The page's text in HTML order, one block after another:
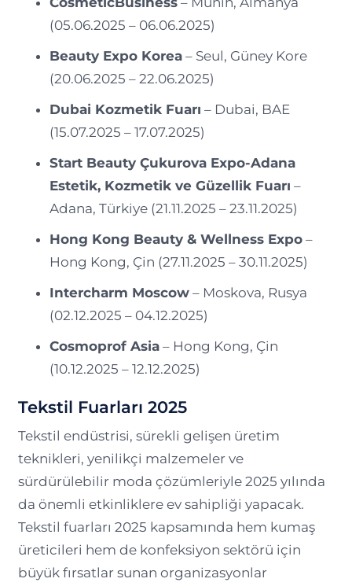
(05.06.2025 – 06.06.2025)
Beauty Expo Korea– Seul, Güney Kore
(20.06.2025 – 22.06.2025)
Dubai Kozmetik Fuarı – Dubai, BAE
(15.07.2025 – 17.07.2025)
Start Beauty Çukurova Expo-Adana
Estetik, Kozmetik ve Güzellik Fuarı –
Adana, Türkiye (21.11.2025 – 23.11.2025)
Hong Kong Beauty & Wellness Expo–
Hong Kong, Çin (27.11.2025 – 30.11.2025)
Intercharm Moscow– Moskova, Rusya
(02.12.2025 – 04.12.2025)
Cosmoprof Asia– Hong Kong, Çin
(10.12.2025 – 12.12.2025)
Tekstil Fuarları 2025
Tekstil endüstrisi, sürekli gelişen üretim
teknikleri, yenilikçi malzemeler ve
sürdürülebilir moda çözümleriyle 2025 yılında
da önemli etkinliklere ev sahipliği yapacak.
Tekstil fuarları 2025 kapsamında hem kumaş
üreticileri hem de konfeksiyon sektörü için
büyük fırsatlar sunan organizasyonlar